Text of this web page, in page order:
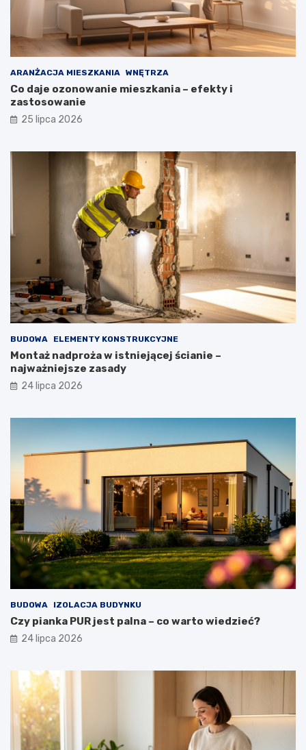
ARANŻACJA MIESZKANIA WNĘTRZA
Co daje ozonowanie mieszkania – efekty i
zastosowanie
25 lipca 2026
BUDOWA ELEMENTY KONSTRUKCYJNE
Montaż nadproża w istniejącej ścianie –
najważniejsze zasady
24 lipca 2026
BUDOWA IZOLACJA BUDYNKU
Czy pianka PUR jest palna – co warto wiedzieć?
24 lipca 2026